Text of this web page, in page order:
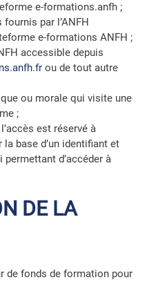
e-formations.anfh ;
par l’ANFH
e-formations ANFH ;
accessible depuis
ou de tout autre
ou morale qui visite une
;
est réservé à
base d’un identifiant et
d’accéder à
DE LA
de fonds de formation pour